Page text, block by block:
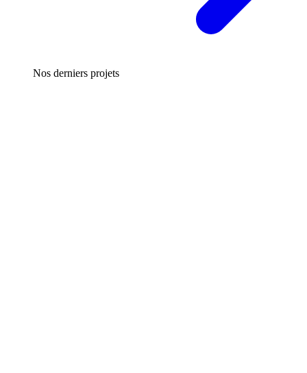
Nos derniers projets